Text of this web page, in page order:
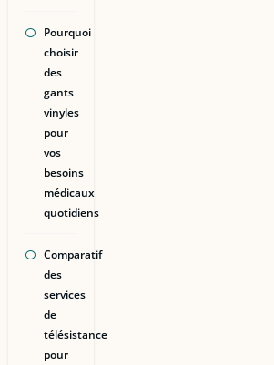
Pourquoi
choisir
des
gants
vinyles
pour
vos
besoins
médicaux
quotidiens
Comparatif
des
services
de
télésistance
pour